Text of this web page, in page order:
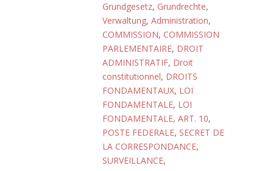
Grundgesetz, Grundrechte,
Verwaltung, Administration,
COMMISSION, COMMISSION
PARLEMENTAIRE, DROIT
ADMINISTRATIF, Droit
constitutionnel, DROITS
FONDAMENTAUX, LOI
FONDAMENTALE, LOI
FONDAMENTALE, ART. 10,
POSTE FEDERALE, SECRET DE
LA CORRESPONDANCE,
SURVEILLANCE,